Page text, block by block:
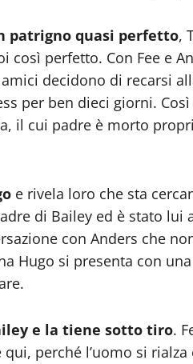
patrigno quasi perfetto,
così perfetto. Con Fee e
amici decidono di recarsi
per ben dieci giorni.
il cui padre è morto
e rivela loro che sta
di Bailey ed è stato lui
con Anders che
Hugo si presenta con
e la tiene sotto tiro.
perché l’uomo si